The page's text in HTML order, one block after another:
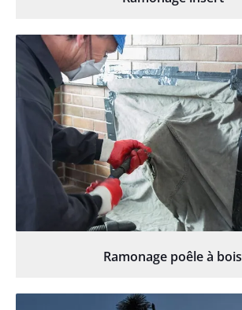
Ramonage poêle à bois